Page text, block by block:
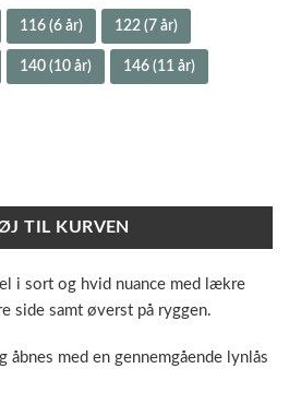
116 (6 år) 122 (7 år)
140 (10 år) 146 (11 år)
Black / Sort antal
TIL KURVEN
i sort og hvid nuance med lækre
side samt øverst på ryggen.
åbnes med en gennemgående lynlås